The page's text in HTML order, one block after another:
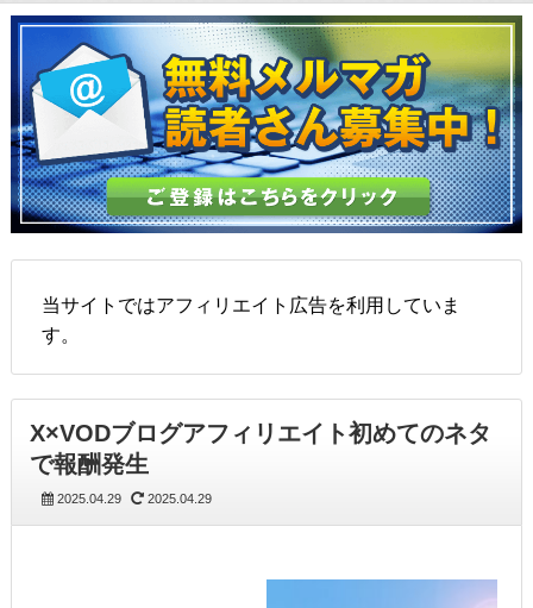
当サイトではアフィリエイト広告を利用していま
す。
X×VODブログアフィリエイト初めてのネタ
で報酬発生
2025.04.29 2025.04.29